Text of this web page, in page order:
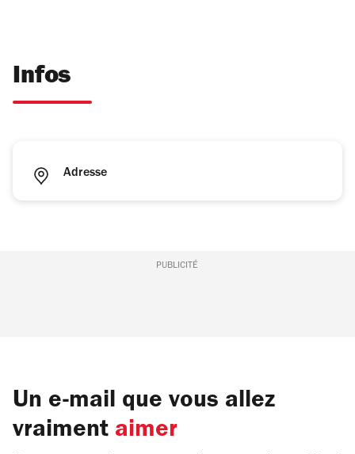
Infos
Adresse
PUBLICITÉ
Un e-mail que vous allez
vraiment aimer